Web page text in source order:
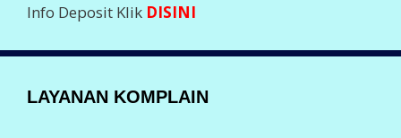
Info Deposit Klik DISINI
LAYANAN KOMPLAIN